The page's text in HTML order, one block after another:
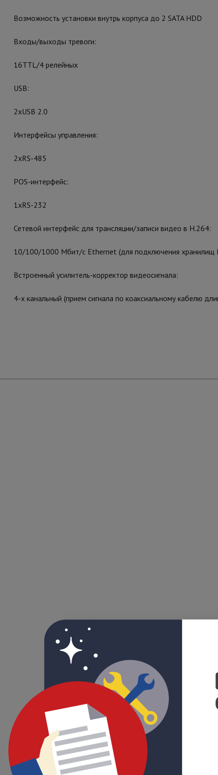
Возможность установки внутрь корпуса до 2 SATA HDD
Входы/выходы тревоги:
16TTL/4 релейных
USB:
2хUSB 2.0
Интерфейсы управления:
2хRS-485
POS-интерфейс:
1хRS-232
Сетевой интерфейс для трансляции/записи видео в H.264:
10/100/1000 Мбит/с Ethernet (для подключения хранилищ
Встроенный усилитель-корректор видеосигнала:
4-х канальный (прием сигнала по коаксиальному кабелю